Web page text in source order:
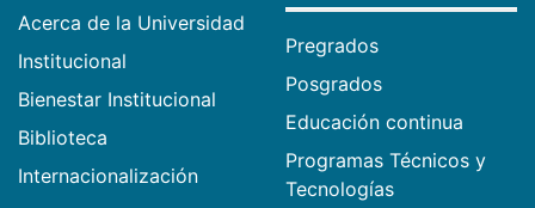
Acerca de la Universidad
Institucional
Bienestar Institucional
Biblioteca
Internacionalización
Pregrados
Posgrados
Educación continua
Programas Técnicos y
Tecnologías